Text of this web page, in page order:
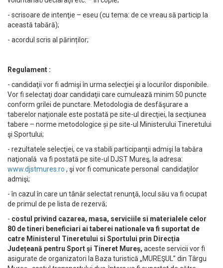
- scrisoare de intenţie – eseu (cu tema: de ce vreau să particip la
această tabără);
- acordul scris al părinților;
Regulament :
- candidaţii vor fi admişi în urma selecţiei şi a locurilor disponibile.
Vor fi selectaţi doar candidaţii care cumulează minim 50 puncte
conform grilei de punctare. Metodologia de desfăşurare a
taberelor naţionale este postată pe site-ul direcţiei, la secţiunea
tabere – norme metodologice și pe site-ul Ministerului Tineretului
şi Sportului;
- rezultatele selecţiei, ce va stabili participanţii admişi la tabăra
naţională va fi postată pe site-ul DJST Mureş, la adresa:
www.djstmures.ro , şi vor fi comunicate personal candidaţilor
admişi;
- în cazul în care un tânăr selectat renunţă, locul său va fi ocupat
de primul de pe lista de rezervă;
- costul privind cazarea, masa, serviciile si materialele celor
80 de tineri beneficiari ai taberei nationale va fi suportat de
catre Ministerul Tineretului si Sportului prin Direcția
Județeană pentru Sport și Tineret Mureș, aceste servicii vor fi
asigurate de organizatori la Baza turistică „MUREŞUL” din Târgu